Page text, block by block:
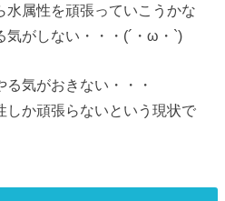
水属性を頑張っていこうかな
気がしない・・・(´・ω・`)
気がおきない・・・
しか頑張らないという現状で